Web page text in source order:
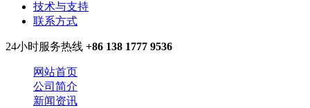
技术与支持
联系方式
24小时服务热线 +86 138 1777 9536
网站首页
公司简介
新闻资讯